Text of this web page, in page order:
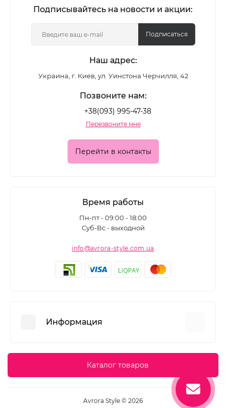
Подписывайтесь на новости и акции:
Подписаться
Наш адрес:
Украина, г. Киев, ул. Уинстона Черчилля, 42
Позвоните нам:
+38(093) 995-47-38
Перезвоните мне
Перейти в контакты
Время работы
Пн-пт - 09:00 - 18:00
Суб-Вс - выходной
info@avrora-style.com.ua
Информация
Пользовательское соглашение
Каталог товаров
Avrora Style © 2026